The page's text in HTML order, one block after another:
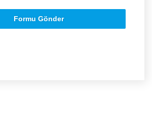
Formu Gönder